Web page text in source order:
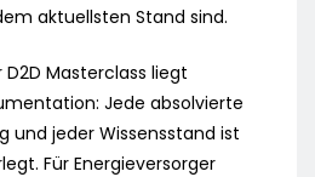
aktuellsten Stand sind.
Masterclass liegt
Jede absolvierte
und jeder Wissensstand ist
Für Energieversorger